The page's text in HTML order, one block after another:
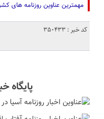
مهمترین عناوین روزنامه های
کد خبر : 350433
پایگاه